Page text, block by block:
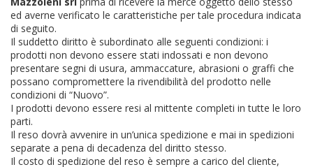
ed averne verificato le caratteristiche per tale procedura indicata
di seguito.
Il suddetto diritto è subordinato alle seguenti condizioni: i
prodotti non devono essere stati indossati e non devono
presentare segni di usura, ammaccature, abrasioni o graffi che
possano compromettere la rivendibilità del prodotto nelle
condizioni di “Nuovo”.
I prodotti devono essere resi al mittente completi in tutte le loro
parti.
Il reso dovrà avvenire in un’unica spedizione e mai in spedizioni
separate a pena di decadenza del diritto stesso.
Il costo di spedizione del reso è sempre a carico del cliente,